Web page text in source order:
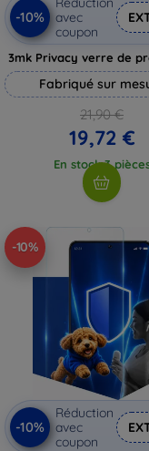
-10%
avec
coupon
3mk Privacy verre de
Fabriqué sur
21,90 €
19,72 €
En stock 3
-10%
-10%
Réduction
avec
coupon